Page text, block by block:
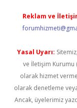
Reklam ve
Yasal Uyarı:
ve İletişim Kurumu
olarak hizmet
olarak denetleme
Ancak, üyelerimiz